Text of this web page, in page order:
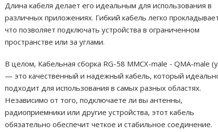
Длина кабеля делает его идеальным для использования в
различных приложениях. Гибкий кабель легко
что позволяет подключать устройства в ограниченном
пространстве или за углами.
В целом, Кабельная сборка RG-58 MMCX-male - QMA-male
— это качественный и надежный кабель, который
подходит для использования в самых разных областях.
Независимо от того, подключаете ли вы антенны,
радиоприемники или другие устройства, этот кабель
обязательно обеспечит четкое и стабильное соединение.